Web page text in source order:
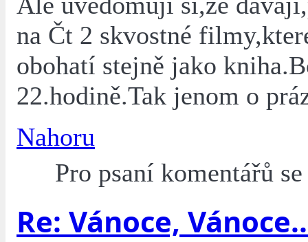
na Čt 2 skvostné
obohatí stejně jako
22.hodině.Tak jenom o
Nahoru
Pro psaní komentářů
Re: Vánoce,